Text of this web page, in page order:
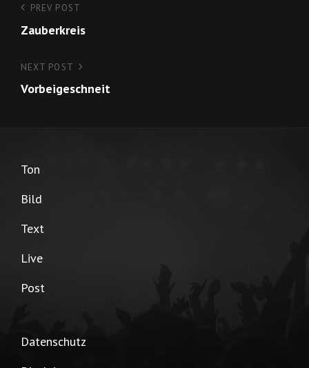
Beitragsnavigation
Previous
Post
PREV POST
Zauberkreis
Next
Post
NEXT POST
Vorbeigeschneit
Ton
Bild
Text
Live
Post
Datenschutz